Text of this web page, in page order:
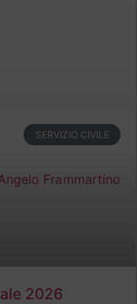
SERVIZIO CIVILE
2026